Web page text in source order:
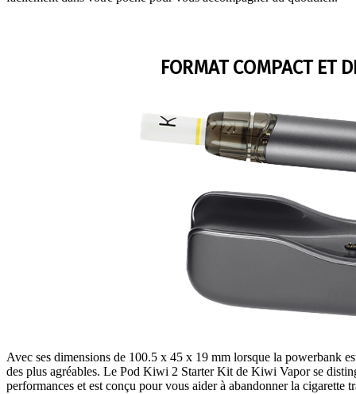
FORMAT COMPACT ET
Avec ses dimensions de 100.5 x 45 x 19 mm lorsque la powerbank
des plus agréables. Le Pod Kiwi 2 Starter Kit de Kiwi Vapor se
performances et est conçu pour vous aider à abandonner la cigarette